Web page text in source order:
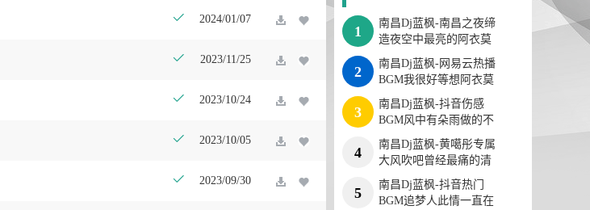
2024/01/07
2023/11/25
2023/10/24
2023/10/05
2023/09/30
1
南昌Dj蓝枫-南昌之夜缔
造夜空中最亮的阿衣莫
热门咚鼓专辑
2
南昌Dj蓝枫-网易云热播
BGM我很好等想阿衣莫
是我的错最火专辑
3
南昌Dj蓝枫-抖音伤感
BGM风中有朵雨做的不
潮不用花钱私货串烧
4
南昌Dj蓝枫-黄噶彤专属
大风吹吧曾经最痛的清
空热门音乐串烧
5
南昌Dj蓝枫-抖音热门
BGM追梦人此情一直在